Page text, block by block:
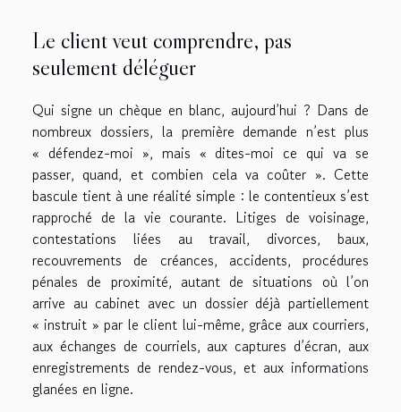
Le client veut comprendre, pas
seulement déléguer
Qui signe un chèque en blanc, aujourd’hui ? Dans de
nombreux dossiers, la première demande n’est plus
« défendez-moi », mais « dites-moi ce qui va se
passer, quand, et combien cela va coûter ». Cette
bascule tient à une réalité simple : le contentieux s’est
rapproché de la vie courante. Litiges de voisinage,
contestations liées au travail, divorces, baux,
recouvrements de créances, accidents, procédures
pénales de proximité, autant de situations où l’on
arrive au cabinet avec un dossier déjà partiellement
« instruit » par le client lui-même, grâce aux courriers,
aux échanges de courriels, aux captures d’écran, aux
enregistrements de rendez-vous, et aux informations
glanées en ligne.